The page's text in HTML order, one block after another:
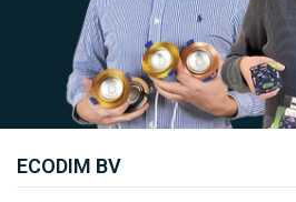
Uw
ECODIM BV